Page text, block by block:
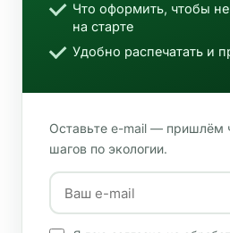
Что оформить, чтобы
на старте
Удобно распечатать и
Оставьте e-mail — пришлём
шагов по экологии.